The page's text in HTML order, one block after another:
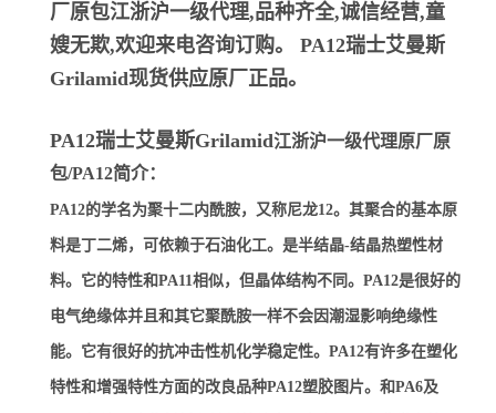
厂原包江浙沪一级代理,品种齐全,诚信经营,童
嫂无欺,欢迎来电咨询订购。 PA12瑞士艾曼斯
Grilamid现货供应原厂正品。
PA12瑞士艾曼斯Grilamid江浙沪一级代理原厂原
包/PA12简介：
PA12的学名为聚十二内酰胺，又称尼龙12。其聚合的基本原
料是丁二烯，可依赖于石油化工。是半结晶-结晶热塑性材
料。它的特性和PA11相似，但晶体结构不同。PA12是很好的
电气绝缘体并且和其它聚酰胺一样不会因潮湿影响绝缘性
能。它有很好的抗冲击性机化学稳定性。PA12有许多在塑化
特性和增强特性方面的改良品种PA12塑胶图片。和PA6及